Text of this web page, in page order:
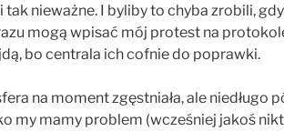
tak nieważne. I byliby to chyba zrobili,
mogą wpisać mój protest na
bo centrala ich cofnie do poprawki.
na moment zgęstniała, ale niedługo
my mamy problem (wcześniej jakoś